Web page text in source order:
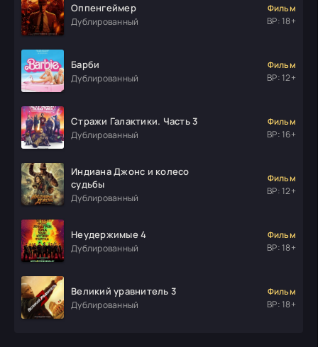
Оппенгеймер
Дублированный
Фильм
ВР: 18+
Барби
Дублированный
Фильм
ВР: 12+
Стражи Галактики. Часть 3
Дублированный
Фильм
ВР: 16+
Индиана Джонс и колесо
судьбы
Дублированный
Фильм
ВР: 12+
Неудержимые 4
Дублированный
Фильм
ВР: 18+
Великий уравнитель 3
Дублированный
Фильм
ВР: 18+